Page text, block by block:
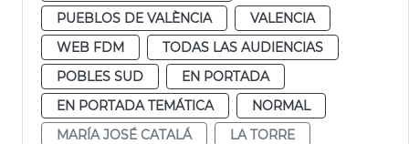
PUEBLOS DE VALÈNCIA
VALENCIA
WEB FDM
TODAS LAS AUDIENCIAS
POBLES SUD
EN PORTADA
EN PORTADA TEMÁTICA
NORMAL
MARÍA JOSÉ CATALÁ
LA TORRE